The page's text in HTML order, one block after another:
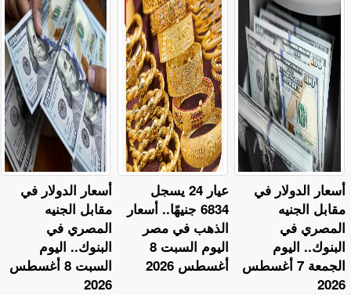
أسعار الدولار في
مقابل الجنيه
المصري في
البنوك.. اليوم
السبت 8 أغسطس
2026
عيار 24 يسجل
6834 جنيهًا.. أسعار
الذهب في مصر
اليوم السبت 8
أغسطس 2026
أسعار الدولار في
مقابل الجنيه
المصري في
البنوك.. اليوم
الجمعة 7 أغسطس
2026